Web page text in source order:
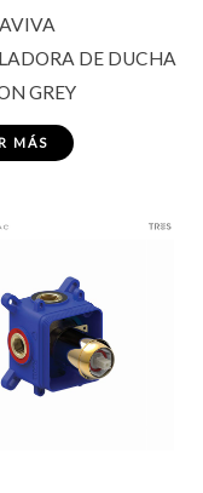
DE DUCHA
GREY
MÁS